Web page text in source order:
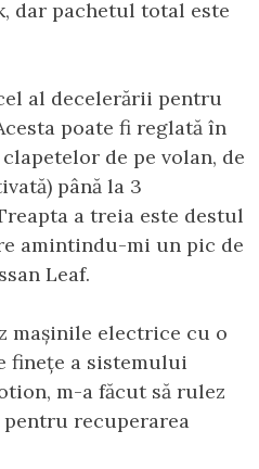
dar pachetul total este
al decelerării pentru
poate fi reglată în
de pe volan, de
până la 3
a treia este destul
amintindu-mi un pic de
Leaf.
mașinile electrice cu o
finețe a sistemului
m-a făcut să rulez
recuperarea